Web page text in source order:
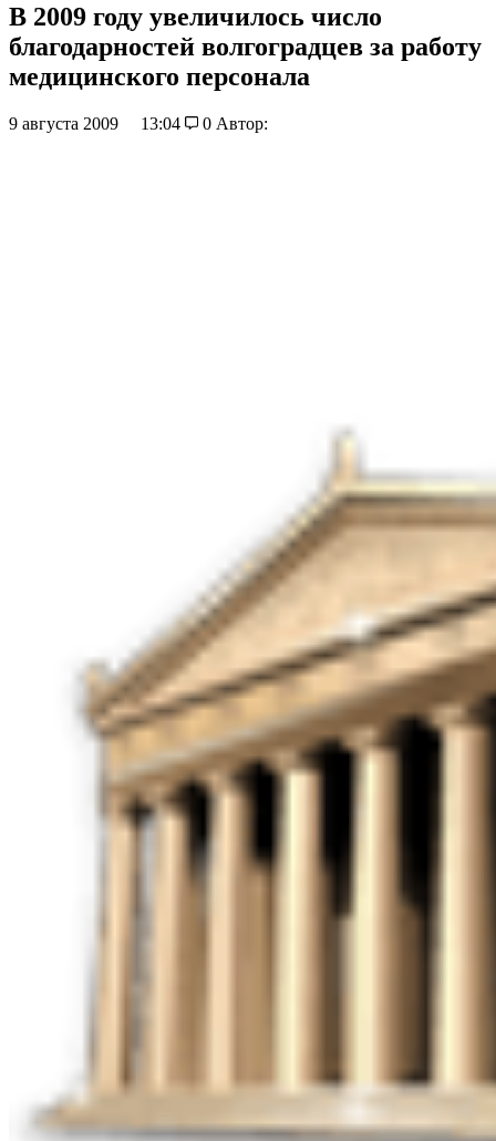
В 2009 году увеличилось число
благодарностей волгоградцев за работу
медицинского персонала
9 августа 2009 13:04 0 Автор: